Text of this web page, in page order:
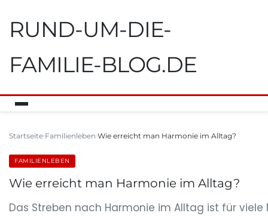
RUND-UM-DIE-
FAMILIE-BLOG.DE
Startseite Familienleben Wie erreicht man Harmonie im Alltag?
FAMILIENLEBEN
Wie erreicht man Harmonie im Alltag?
Das Streben nach Harmonie im Alltag ist für